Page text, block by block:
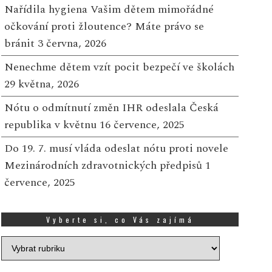
Nový burčák na stánku
Zmrzlina Kruháč: Poctivost a
kvalita přímo z hroznů
10 ZÁŘÍ, 2025
V provozovně Zmrzlina
Kruháč u Bořitova se dějí
skvělé věci! Do nabídky
nově přibyl také první...
Více
zákazníci Tesco
450 000 Kč na
a mladých
13 SRPNA, 2025
uskutečnila speciální
grantového prog...
Nařídila hygiena Vašim dětem mimořádné
očkování proti žloutence? Máte právo se
bránit 3 června, 2026
Nenechme dětem vzít pocit bezpečí ve školách
29 května, 2026
Nótu o odmítnutí změn IHR odeslala Česká
republika v květnu 16 července, 2025
Do 19. 7. musí vláda odeslat nótu proti novele
Mezinárodních zdravotnických předpisů 1
července, 2025
Vyberte si, co Vás zajímá
Vyberte
si,